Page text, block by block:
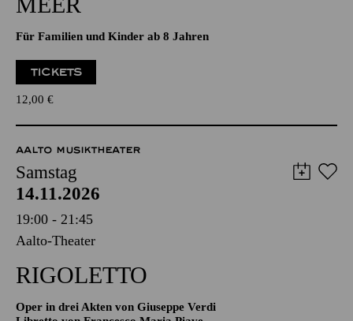
FAMILIENKONZERT
20.000 MEILEN UNTER DEM
Für Familien und Kinder ab 8 Jahren
12,00€
AALTO MUSIKTHEATER
Samstag
14.11.2026
19:00 - 21:45